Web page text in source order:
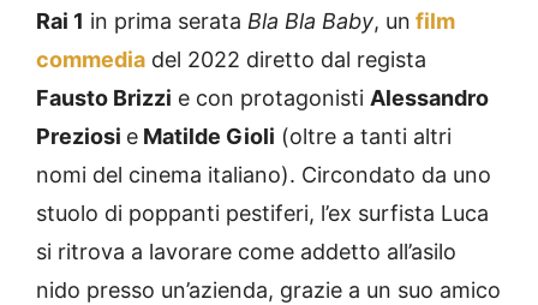
Rai 1 in prima serata Bla Bla Baby, un film
commedia del 2022 diretto dal regista
Fausto Brizzi e con protagonisti Alessandro
Preziosi e Matilde Gioli (oltre a tanti altri
nomi del cinema italiano). Circondato da uno
stuolo di poppanti pestiferi, l’ex surfista Luca
si ritrova a lavorare come addetto all’asilo
nido presso un’azienda, grazie a un suo amico